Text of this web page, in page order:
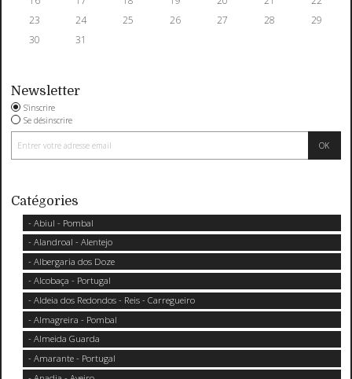
23
24 25 26 27 28
29
30
31
Newsletter
S'inscrire
Se désinscrire
Catégories
- Abiul - Pombal
- Alandroal - Alentejo
- Albergaria dos Doze
- Alcobaça - Portugal
- Aldeia dos Redondos - Reis - Carregueiro
- Almagreira - Pombal
- Almeida Guarda
- Amarante - Portugal